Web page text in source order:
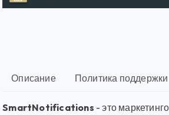
Описание Политика поддержки
SmartNotifications - это